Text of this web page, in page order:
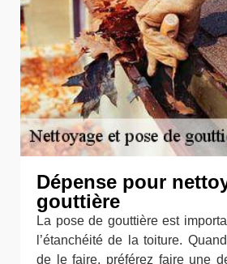
Dépense pour
gouttière
La pose de gouttière est
l’étanchéité de la toiture.
de le faire, préférez faire une